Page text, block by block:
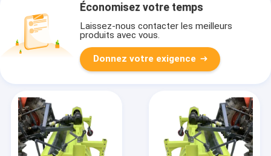
Économisez votre temps
Laissez-nous contacter les meilleurs
produits avec vous.
Donnez votre exigence